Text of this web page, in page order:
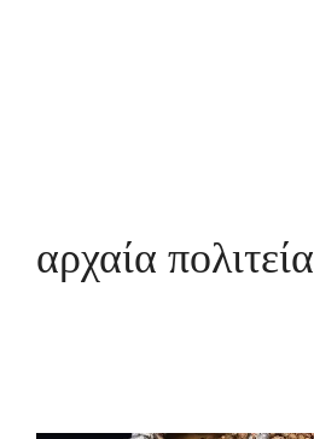
αρχαία πολιτεία